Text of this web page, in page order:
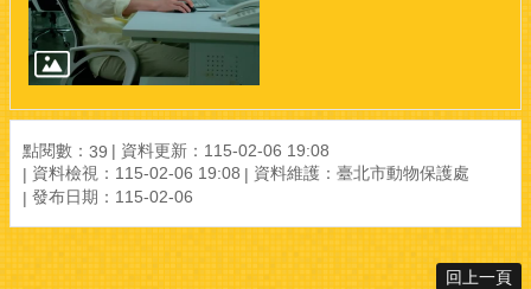
點閱數： 39
資料更新：115-02-06 19:08
資料檢視：115-02-06 19:08
資料維護：臺北市動物保護處
發布日期：115-02-06
回上一頁